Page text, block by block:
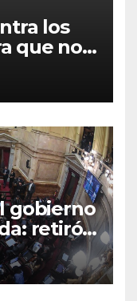
los
que no
gobierno
retiró